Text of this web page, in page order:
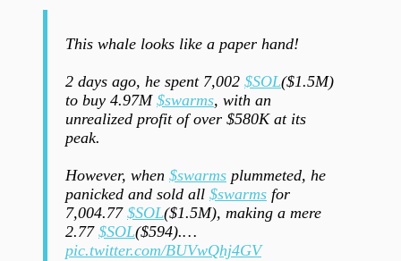
This whale looks like a paper hand!
2 days ago, he spent 7,002 $SOL($1.5M)
to buy 4.97M $swarms, with an
unrealized profit of over $580K at its
peak.
However, when $swarms plummeted, he
panicked and sold all $swarms for
7,004.77 $SOL($1.5M), making a mere
2.77 $SOL($594).…
pic.twitter.com/BUVwQhj4GV